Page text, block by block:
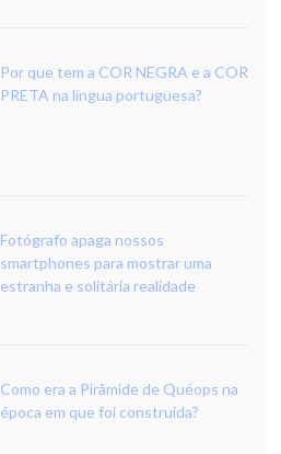
Por que tem a COR NEGRA e a COR
PRETA na língua portuguesa?
Fotógrafo apaga nossos
smartphones para mostrar uma
estranha e solitária realidade
Como era a Pirâmide de Quéops na
época em que foi construída?